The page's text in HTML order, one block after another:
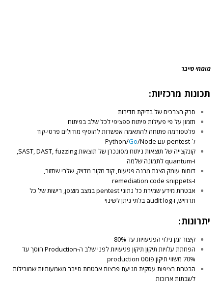
מומחי סייבר
תכונות מרכזיות:
סרק הצרכים שלבדיקת חדירות
תזמון על פי פעילות פיתוח ספציפי לכל שלב בפיתוח
פלטפורמה פתוחה להתאמה אפשרות להוסיף מודולים פרטי‑קוד
ל‑pentest עם Python/
Go/Node
קונקצייה של תוצאות ניתוח מסונכרן של תוצאות SAST, DAST, fuzzing,
ו‑quantum לתמונה שלמה
דוחות עומק הצגת מבנה פגיעות, קוד מקור מדויק, שלבי שחזור,
ו‑remediation code snippets
אבטחת מידע שמירת כל נתוני pentest במצב מוצפן, רישות של כל
תרחיש, ו‑audit log בלתי ניתן לשינוי
יתרונות:
קיצור זמן גילוי הפגיעויות עד 80%
הפחתת עלויות תיקון תיקון פגיעויות לפני שלב ה‑Production חוסך עד
70% משווי תיקון פוסט production
הבטחת רציפות עסקית מניעת פרצות אבטחת סייבר משמעותיות שמובילות
לשבתות ארוכות